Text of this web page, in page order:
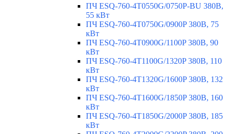
ПЧ ESQ-760-4T0550G/0750P-BU 380В,
55 кВт
ПЧ ESQ-760-4T0750G/0900P 380В, 75
кВт
ПЧ ESQ-760-4T0900G/1100P 380В, 90
кВт
ПЧ ESQ-760-4T1100G/1320P 380В, 110
кВт
ПЧ ESQ-760-4T1320G/1600P 380В, 132
кВт
ПЧ ESQ-760-4T1600G/1850P 380В, 160
кВт
ПЧ ESQ-760-4T1850G/2000P 380В, 185
кВт